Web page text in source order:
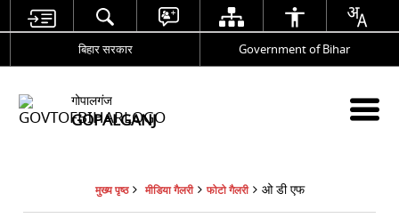
बिहार सरकार Government of Bihar
गोपालगंज
GOPALGANJ
मुख्य पृष्ठ मीडिया गैलरी फोटो गैलरी ओ डी एफ